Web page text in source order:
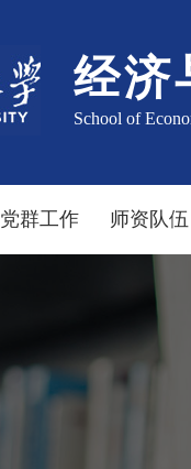
经济
School of
党群工作 师资队伍